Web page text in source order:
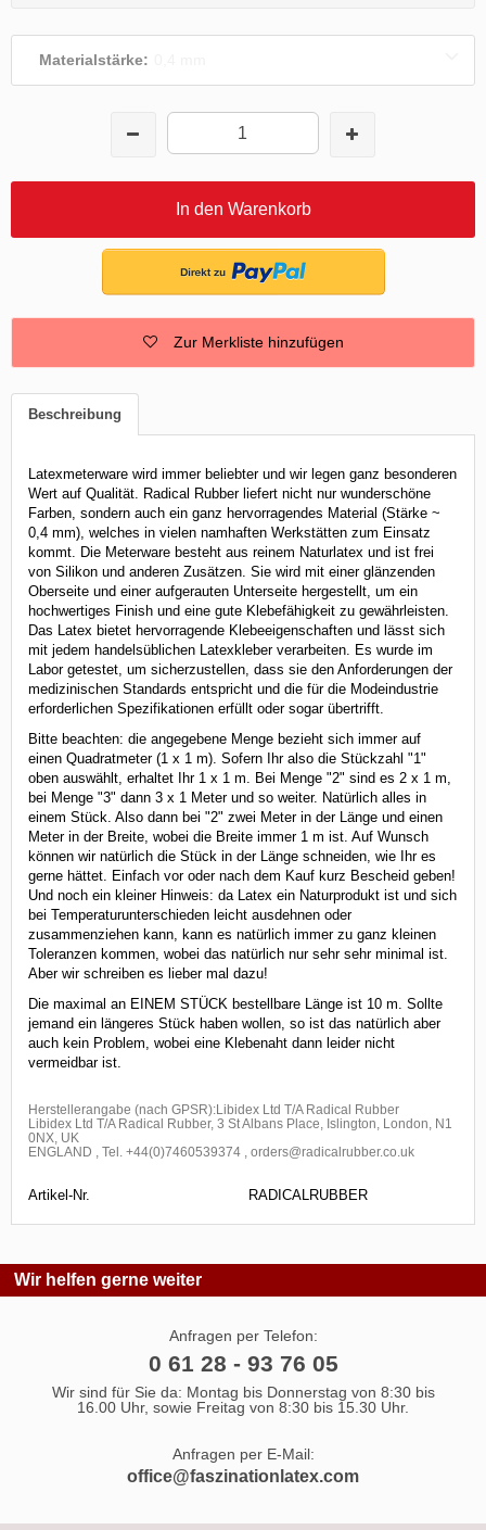
Materialstärke:
In den Warenkorb
Zur Merkliste hinzufügen
Beschreibung
Latexmeterware wird immer beliebter und wir legen ganz besonderen
Wert auf Qualität. Radical Rubber liefert nicht nur wunderschöne
Farben, sondern auch ein ganz hervorragendes Material (Stärke ~
0,4 mm), welches in vielen namhaften Werkstätten zum Einsatz
kommt. Die Meterware besteht aus reinem Naturlatex und ist frei
von Silikon und anderen Zusätzen. Sie wird mit einer glänzenden
Oberseite und einer aufgerauten Unterseite hergestellt, um ein
hochwertiges Finish und eine gute Klebefähigkeit zu gewährleisten.
Das Latex bietet hervorragende Klebeeigenschaften und lässt sich
mit jedem handelsüblichen Latexkleber verarbeiten. Es wurde im
Labor getestet, um sicherzustellen, dass sie den Anforderungen der
medizinischen Standards entspricht und die für die Modeindustrie
erforderlichen Spezifikationen erfüllt oder sogar übertrifft.
Bitte beachten: die angegebene Menge bezieht sich immer auf
einen Quadratmeter (1 x 1 m). Sofern Ihr also die Stückzahl "1"
oben auswählt, erhaltet Ihr 1 x 1 m. Bei Menge "2" sind es 2 x 1 m,
bei Menge "3" dann 3 x 1 Meter und so weiter. Natürlich alles in
einem Stück. Also dann bei "2" zwei Meter in der Länge und einen
Meter in der Breite, wobei die Breite immer 1 m ist. Auf Wunsch
können wir natürlich die Stück in der Länge schneiden, wie Ihr es
gerne hättet. Einfach vor oder nach dem Kauf kurz Bescheid geben!
Und noch ein kleiner Hinweis: da Latex ein Naturprodukt ist und sich
bei Temperaturunterschieden leicht ausdehnen oder
zusammenziehen kann, kann es natürlich immer zu ganz kleinen
Toleranzen kommen, wobei das natürlich nur sehr sehr minimal ist.
Aber wir schreiben es lieber mal dazu!
Die maximal an EINEM STÜCK bestellbare Länge ist 10 m. Sollte
jemand ein längeres Stück haben wollen, so ist das natürlich aber
auch kein Problem, wobei eine Klebenaht dann leider nicht
vermeidbar ist.
Herstellerangabe (nach GPSR):Libidex Ltd T/A Radical Rubber
Libidex Ltd T/A Radical Rubber, 3 St Albans Place, Islington, London, N1
0NX, UK
ENGLAND , Tel. +44(0)7460539374 , orders@radicalrubber.co.uk
Artikel-Nr. RADICALRUBBER
Wir helfen gerne weiter
Anfragen per Telefon:
0 61 28 - 93 76 05
Wir sind für Sie da: Montag bis Donnerstag von 8:30 bis
16.00 Uhr, sowie Freitag von 8:30 bis 15.30 Uhr.
Anfragen per E-Mail:
office@faszinationlatex.com